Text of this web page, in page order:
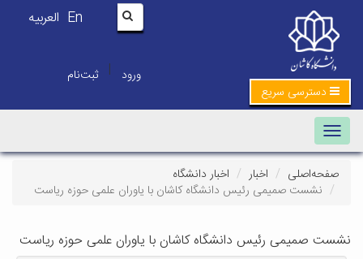
En العربیه
ورود | ثبت‌نام
دسترسی سریع
Toggle navigation
صفحه‌اصلی اخبار
اخبار دانشگاه
نشست صمیمی رئیس دانشگاه کاشان با یاوران علمی حوزه ریاست
نشست صمیمی رئیس دانشگاه کاشان با یاوران علمی حوزه ریاست